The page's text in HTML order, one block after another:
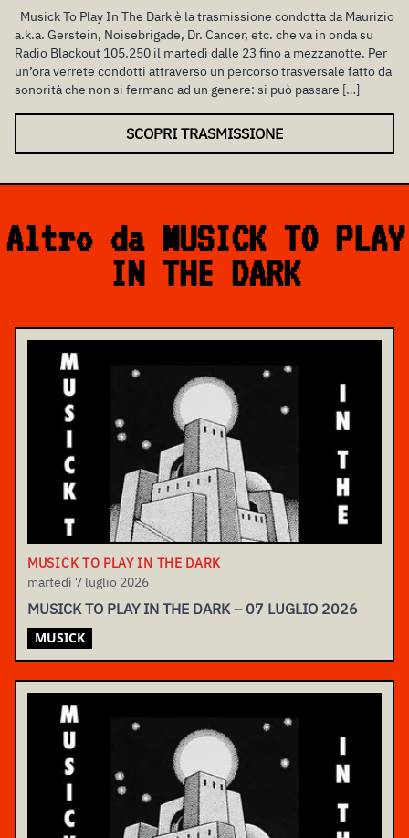
Musick To Play In The Dark è la trasmissione condotta da Maurizio
a.k.a. Gerstein, Noisebrigade, Dr. Cancer, etc. che va in onda su
Radio Blackout 105.250 il martedì dalle 23 fino a mezzanotte. Per
un’ora verrete condotti attraverso un percorso trasversale fatto da
sonorità che non si fermano ad un genere: si può passare […]
SCOPRI TRASMISSIONE
Altro da MUSICK TO PLAY
IN THE DARK
MUSICK TO PLAY IN THE DARK
martedì 7 luglio 2026
MUSICK TO PLAY IN THE DARK – 07 LUGLIO 2026
MUSICK